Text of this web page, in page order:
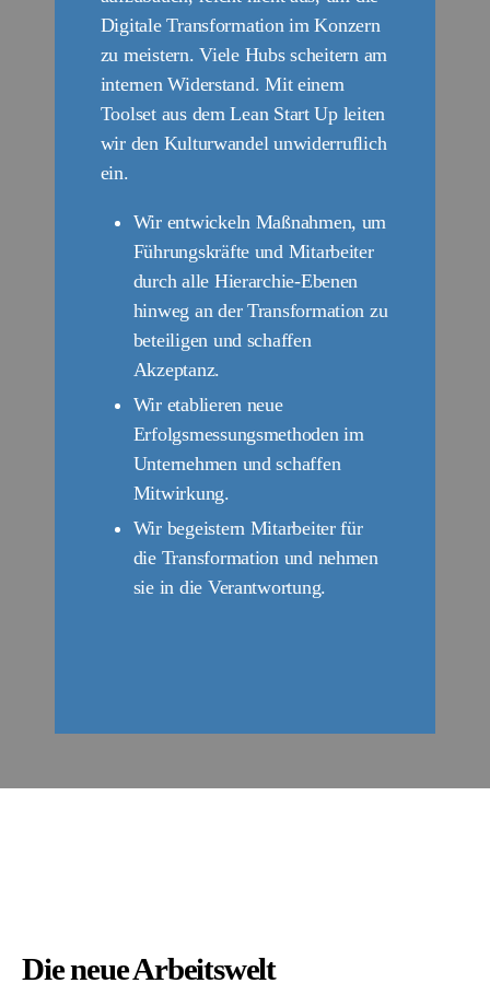
Digitale Transformation im Konzern
zu meistern. Viele Hubs scheitern am
internen Widerstand. Mit einem
Toolset aus dem Lean Start Up leiten
wir den Kulturwandel unwiderruflich
ein.
Wir entwickeln Maßnahmen, um
Führungskräfte und Mitarbeiter
durch alle Hierarchie-Ebenen
hinweg an der Transformation zu
beteiligen und schaffen
Akzeptanz.
Wir etablieren neue
Erfolgsmessungsmethoden im
Unternehmen und schaffen
Mitwirkung.
Wir begeistern Mitarbeiter für
die Transformation und nehmen
sie in die Verantwortung.
Die neue Arbeitswelt